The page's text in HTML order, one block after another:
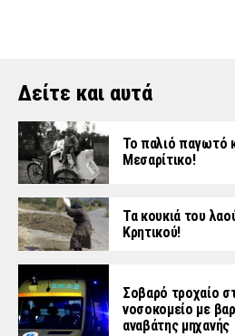
Δείτε και αυτά
Το παλιό παγωτό
Μεσαρίτικο!
Τα κουκιά του
Κρητικού!
Σοβαρό τροχαίο
νοσοκομείο με
αναβάτης μηχανής